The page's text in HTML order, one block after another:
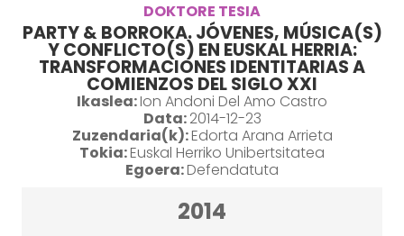
DOKTORE TESIA
PARTY & BORROKA. JÓVENES, MÚSICA(S)
Y CONFLICTO(S) EN EUSKAL HERRIA:
TRANSFORMACIONES IDENTITARIAS A
COMIENZOS DEL SIGLO XXI
Ikaslea:Ion Andoni Del Amo Castro
Data:2014-12-23
Zuzendaria(k):Edorta Arana Arrieta
Tokia:Euskal Herriko Unibertsitatea
Egoera:Defendatuta
2014